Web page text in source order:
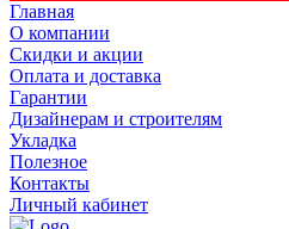
Главная
О компании
Скидки и акции
Оплата и доставка
Гарантии
Дизайнерам и строителям
Укладка
Полезное
Контакты
Личный кабинет